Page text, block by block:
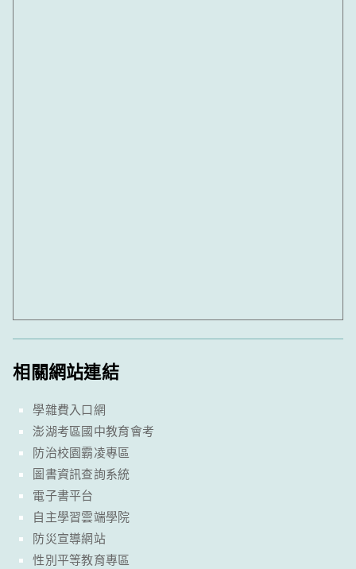
相關網站連結
學雜費入口網
澎湖考區國中教育會考
防治校園霸凌專區
圖書資訊查詢系統
電子書平台
自主學習雲端學院
防災宣導網站
性別平等教育專區